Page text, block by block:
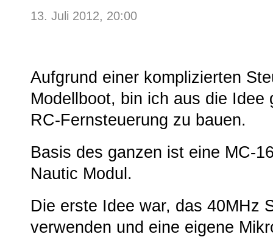
13. Juli 2012, 20:00
Aufgrund einer komplizierten
Modellboot, bin ich aus die Idee
RC-Fernsteuerung zu bauen.
Basis des ganzen ist eine MC-
Nautic Modul.
Die erste Idee war, das 40MHz
verwenden und eine eigene